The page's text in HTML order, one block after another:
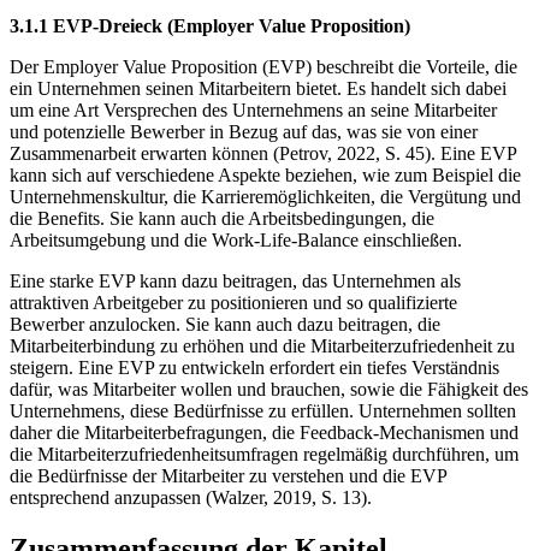
3.1.1 EVP-Dreieck (Employer Value Proposition)
Der Employer Value Proposition (EVP) beschreibt die Vorteile, die
ein Unternehmen seinen Mitarbeitern bietet. Es handelt sich dabei
um eine Art Versprechen des Unternehmens an seine Mitarbeiter
und potenzielle Bewerber in Bezug auf das, was sie von einer
Zusammenarbeit erwarten können (Petrov, 2022, S. 45). Eine EVP
kann sich auf verschiedene Aspekte beziehen, wie zum Beispiel die
Unternehmenskultur, die Karrieremöglichkeiten, die Vergütung und
die Benefits. Sie kann auch die Arbeitsbedingungen, die
Arbeitsumgebung und die Work-Life-Balance einschließen.
Eine starke EVP kann dazu beitragen, das Unternehmen als
attraktiven Arbeitgeber zu positionieren und so qualifizierte
Bewerber anzulocken. Sie kann auch dazu beitragen, die
Mitarbeiterbindung zu erhöhen und die Mitarbeiterzufriedenheit zu
steigern. Eine EVP zu entwickeln erfordert ein tiefes Verständnis
dafür, was Mitarbeiter wollen und brauchen, sowie die Fähigkeit des
Unternehmens, diese Bedürfnisse zu erfüllen. Unternehmen sollten
daher die Mitarbeiterbefragungen, die Feedback-Mechanismen und
die Mitarbeiterzufriedenheitsumfragen regelmäßig durchführen, um
die Bedürfnisse der Mitarbeiter zu verstehen und die EVP
entsprechend anzupassen (Walzer, 2019, S. 13).